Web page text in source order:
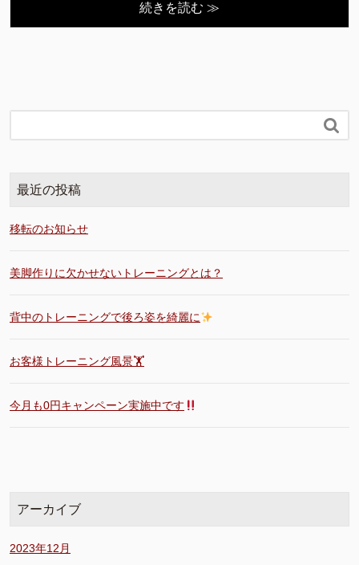
続きを読む ≫

最近の投稿
移転のお知らせ
美脚作りに欠かせないトレーニングとは？
背中のトレーニングで後ろ姿を綺麗に
お客様トレーニング風景🏋️
今月も0円キャンペーン実施中です
アーカイブ
2023年12月